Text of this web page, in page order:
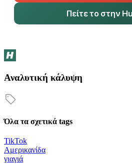
Πείτε το στην
Αναλυτική κάλυψη
Όλα τα σχετικά tags
TikTok
Αμερικανίδα
γιαγιά